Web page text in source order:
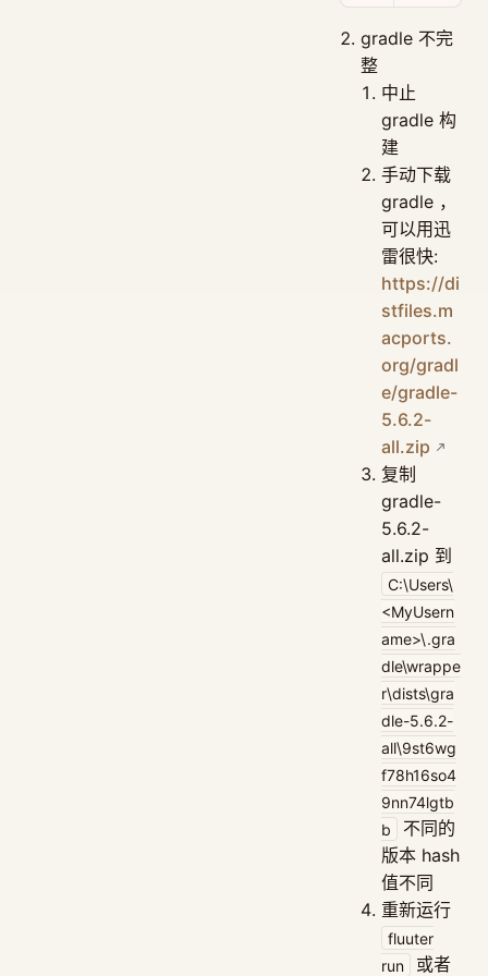
gradle 不完
整
中止
gradle 构
建
手动下载
gradle ，
可以用迅
雷很快:
https://di
stfiles.m
acports.
org/gradl
e/gradle-
5.6.2-
all.zip
复制
gradle-
5.6.2-
all.zip 到
C:\Users\
<MyUsern
ame>\.gra
dle\wrappe
r\dists\gra
dle-5.6.2-
all\9st6wg
f78h16so4
9nn74lgtb
b
不同的
版本 hash
值不同
重新运行
fluuter
run
或者